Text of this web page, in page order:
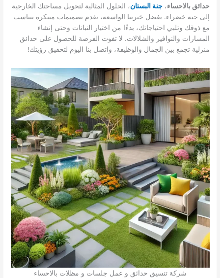
حدائق بالاحساء،جنة البستان، الحلول المثالية لتحويل مساحتك الخارجية
إلى جنة خضراء. بفضل خبرتنا الواسعة، نقدم تصميمات مبتكرة تتناسب
مع ذوقك وتلبي احتياجاتك، بدءًا من اختيار النباتات وحتى إنشاء
المسارات والنوافير والشلالات. لا تفوت الفرصة للحصول على حدائق
منزلية تجمع بين الجمال والوظيفة، واتصل بنا اليوم لتحقيق رؤيتك!
شركة تنسيق حدائق و عمل جلسات و مظلات بالاحساء